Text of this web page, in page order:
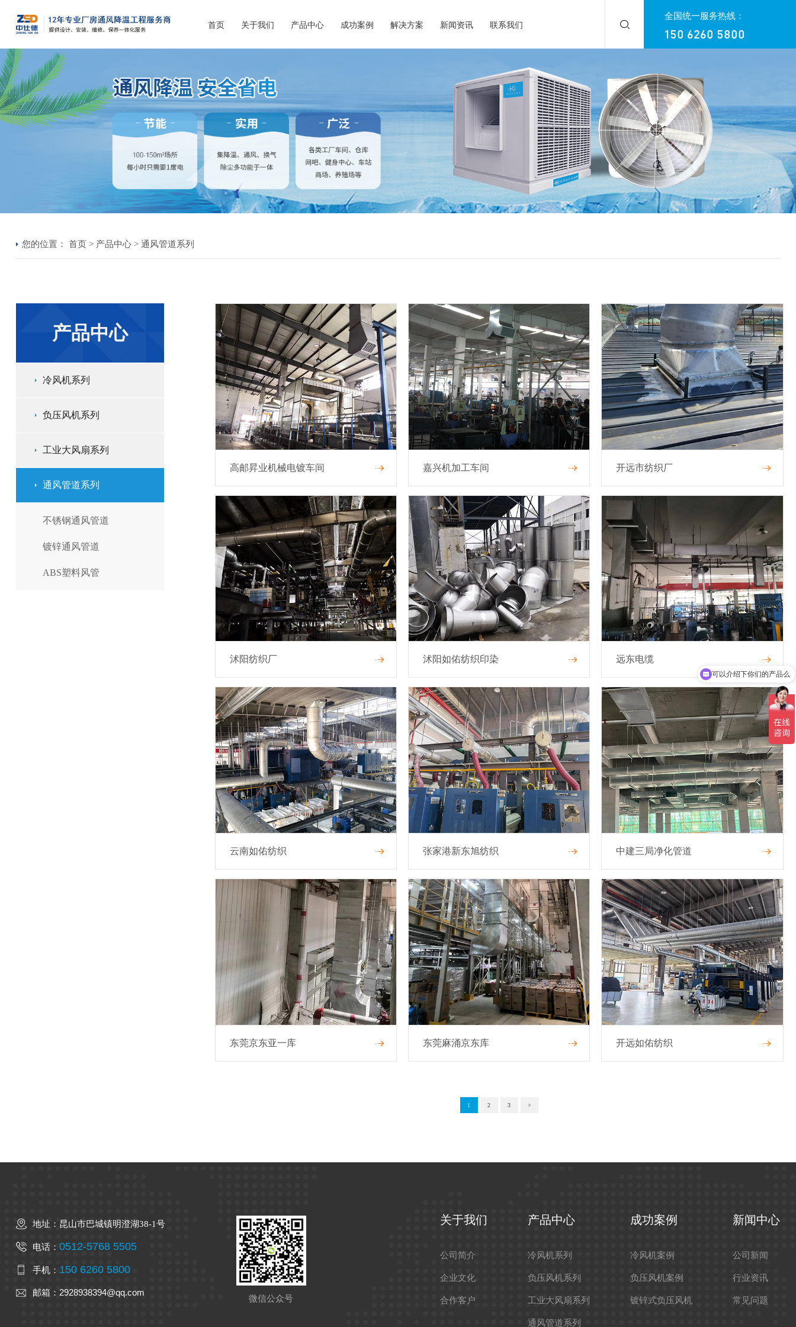
首页 关于我们 产品中心 成功案例 解决方案 新闻资讯 联系我们
全国统一服务热线：
150 6260 5800
您的位置： 首页> 产品中心> 通风管道系列
产品中心
冷风机系列
负压风机系列
工业大风扇系列
通风管道系列
不锈钢通风管道
镀锌通风管道
ABS塑料风管
高邮昇业机械电镀车间 嘉兴机加工车间 开远市纺织厂
沭阳纺织厂 沭阳如佑纺织印染 远东电缆
云南如佑纺织 张家港新东旭纺织 中建三局净化管道
东莞京东亚一库 东莞麻涌京东库 开远如佑纺织
1 2 3 >
地址：昆山市巴城镇明澄湖38-1号
电话： 0512-5768 5505
手机： 150 6260 5800
邮箱： 2928938394@qq.com
微信公众号
关于我们
公司简介
企业文化
合作客户
产品中心
冷风机系列
负压风机系列
工业大风扇系列
通风管道系列
成功案例
冷风机案例
负压风机案例
镀锌式负压风机
新闻中心
公司新闻
行业资讯
常见问题
可以介绍下你们的产品么